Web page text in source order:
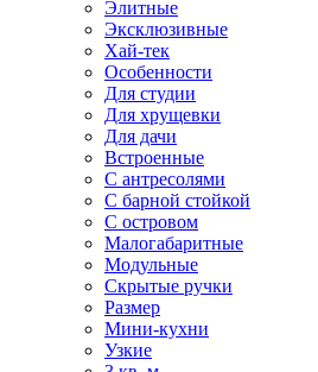
Элитные
Эксклюзивные
Хай-тек
Особенности
Для студии
Для хрущевки
Для дачи
Встроенные
С антресолями
С барной стойкой
С островом
Малогабаритные
Модульные
Скрытые ручки
Размер
Мини-кухни
Узкие